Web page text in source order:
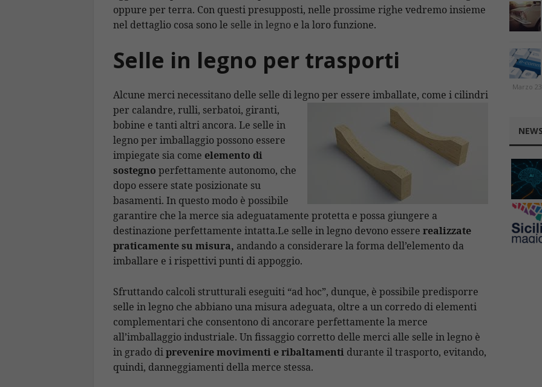
k p at k
oppure per terra. Con questi presupposti, nelle prossime righe vedremo insieme
nel dettaglio cosa sono le selle in legno e la loro funzione.
Selle in legno per trasporti
Alcune merci necessitano delle selle di legno per essere imballate, come i cilindri
per calandre, rulli, serbatoi, giranti,
bobine e tanti altri ancora. Le selle in
legno per imballaggio possono essere
impiegate sia come elemento di
sostegno perfettamente autonomo, che
dopo essere state posizionate su
basamenti. In questo modo è possibile
garantire che la merce sia adeguatamente protetta e possa giungere a
destinazione perfettamente intatta.Le selle in legno devono essere realizzate
praticamente su misura, andando a considerare la forma dell’elemento da
imballare e i rispettivi punti di appoggio.
Sfruttando calcoli strutturali eseguiti “ad hoc”, dunque, è possibile predisporre
selle in legno che abbiano una misura adeguata, oltre a un corredo di elementi
complementari che consentono di ancorare perfettamente la merce
all’imballaggio industriale. Un fissaggio corretto delle merci alle selle in legno è
in grado diprevenire movimenti e ribaltamenti durante il trasporto, evitando,
quindi, danneggiamenti della merce stessa.
Marzo